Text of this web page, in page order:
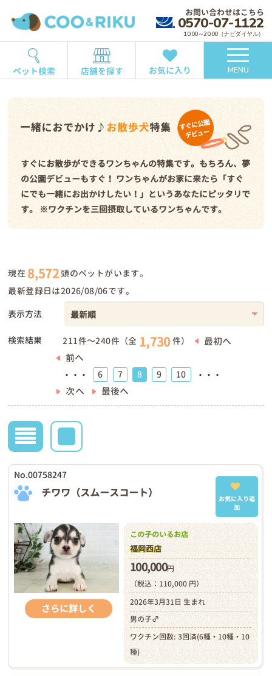
お問い合わせはこちら
0570-07-1122
10:00～20:00（ナビダイヤル）
ペット検索 店舗を探す お気に入り MENU
すぐにお散歩ができるワンちゃんの特集です。もちろん、夢
の公園デビューもすぐ！ ワンちゃんがお家に来たら「すぐ
にでも一緒にお出かけしたい！」というあなたにピッタリで
す。
※ワクチンを三回摂取しているワンちゃんです。
現在 8,572頭のペットがいます。
最新登録日は2026/08/06です。
表示方法
検索結果 211件～240件（全 1,730件）
最初へ
前へ
・・・ 6 7 8 9 10 ・・・
次へ 最後へ
No.00758247
チワワ（スムースコート）
お気に入り追
加
さらに詳しく
この子のいるお店
福岡西店
100,000円
（税込：110,000 円）
2026年3月31日 生まれ
男の子♂
ワクチン回数: 3回済(6種・10種・10
種)